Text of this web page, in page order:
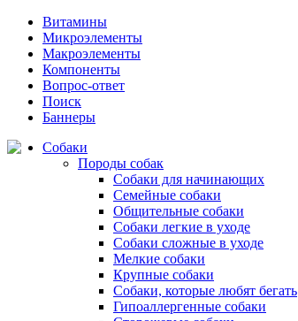
Витамины
Микроэлементы
Макроэлементы
Компоненты
Вопрос-ответ
Поиск
Баннеры
Собаки
Породы собак
Собаки для начинающих
Семейные собаки
Общительные собаки
Собаки легкие в уходе
Собаки сложные в уходе
Мелкие собаки
Крупные собаки
Собаки, которые любят бегать
Гипоаллергенные собаки